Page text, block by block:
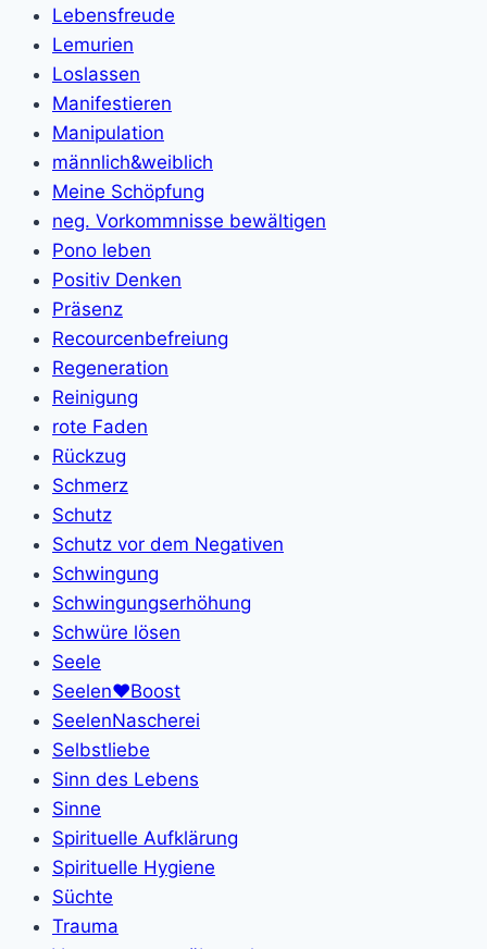
Lebensfreude
Lemurien
Loslassen
Manifestieren
Manipulation
männlich&weiblich
Meine Schöpfung
neg. Vorkommnisse bewältigen
Pono leben
Positiv Denken
Präsenz
Recourcenbefreiung
Regeneration
Reinigung
rote Faden
Rückzug
Schmerz
Schutz
Schutz vor dem Negativen
Schwingung
Schwingungserhöhung
Schwüre lösen
Seele
Seelen❤️Boost
SeelenNascherei
Selbstliebe
Sinn des Lebens
Sinne
Spirituelle Aufklärung
Spirituelle Hygiene
Süchte
Trauma